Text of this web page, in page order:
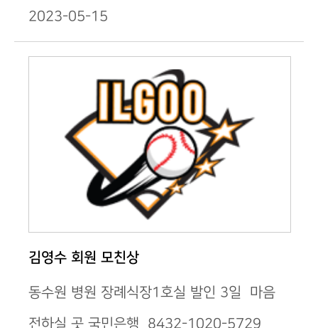
2023-05-15
김영수 회원 모친상
동수원 병원 장례식장1호실 발인 3일 마음
전하실 곳 국민은행 8432-1020-5729